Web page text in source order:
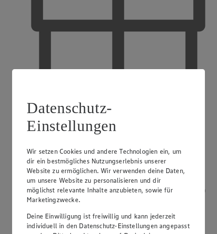
EDEKA Gutscheinkarte
Datenschutz-
Einstellungen
Wir setzen Cookies und andere Technologien ein, um
dir ein bestmögliches Nutzungserlebnis unserer
Website zu ermöglichen. Wir verwenden deine Daten,
um unsere Website zu personalisieren und dir
möglichst relevante Inhalte anzubieten, sowie für
Marketingzwecke.
Deine Einwilligung ist freiwillig und kann jederzeit
individuell in den Datenschutz-Einstellungen angepasst